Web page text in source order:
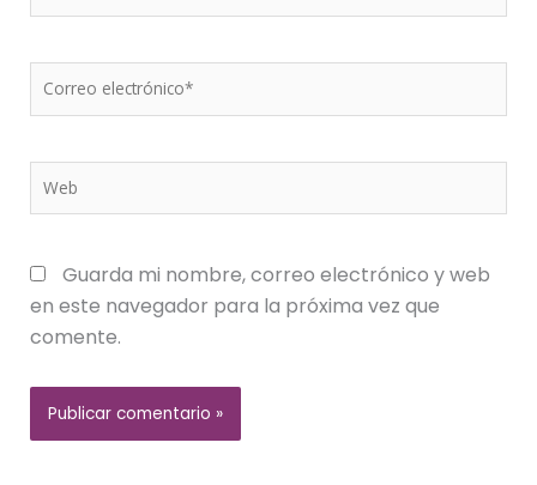
Correo
Web
Guarda mi nombre, correo electrónico y web
en este navegador para la próxima vez que
comente.